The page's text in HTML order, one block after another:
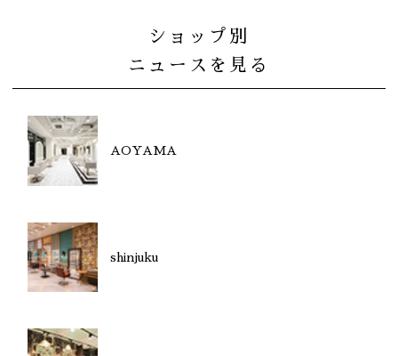
ショップ別
ニュースを見る
AOYAMA
shinjuku